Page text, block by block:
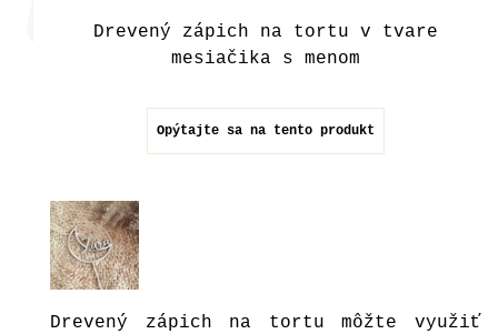
Drevený zápich na tortu v tvare
mesiačika s menom
Opýtajte sa na tento produkt
Drevený zápich na tortu môžte využiť